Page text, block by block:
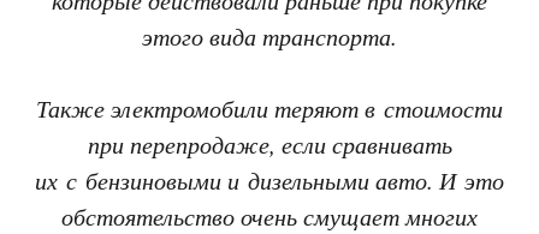
этого вида транспорта.
Также электромобили теряют в стоимости
при перепродаже, если сравнивать
их с бензиновыми и дизельными авто. И это
обстоятельство очень смущает многих